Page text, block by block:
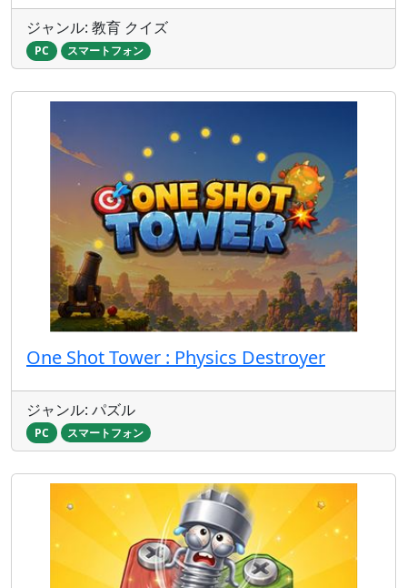
ジャンル: 教育 クイズ
PC スマートフォン
One Shot Tower : Physics Destroyer
ジャンル: パズル
PC スマートフォン